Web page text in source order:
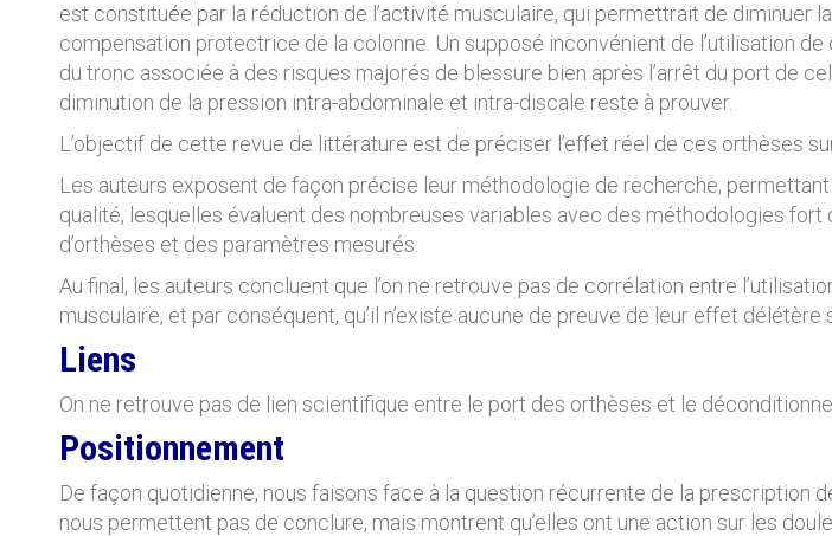
est constituée par la réduction de l’activité musculaire, qui permettrait de diminuer
compensation protectrice de la colonne. Un supposé inconvénient de l’utilisation
du tronc associée à des risques majorés de blessure bien après l’arrêt du port de
diminution de la pression intra-abdominale et intra-discale reste à prouver.
L’objectif de cette revue de littérature est de préciser l’effet réel de ces orthèses
Les auteurs exposent de façon précise leur méthodologie de recherche,
qualité, lesquelles évaluent des nombreuses variables avec des méthodologies
d’orthèses et des paramètres mesurés.
Au final, les auteurs concluent que l’on ne retrouve pas de corrélation entre
musculaire, et par conséquent, qu’il n’existe aucune de preuve de leur effet
Liens
On ne retrouve pas de lien scientifique entre le port des orthèses et le
Positionnement
De façon quotidienne, nous faisons face à la question récurrente de la
nous permettent pas de conclure, mais montrent qu’elles ont une action sur les